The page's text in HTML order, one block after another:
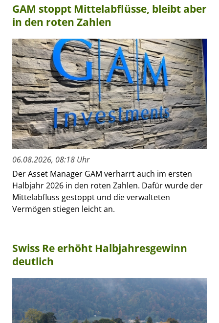
GAM stoppt Mittelabflüsse, bleibt aber
in den roten Zahlen
06.08.2026, 08:18 Uhr
Der Asset Manager GAM verharrt auch im ersten
Halbjahr 2026 in den roten Zahlen. Dafür wurde der
Mittelabfluss gestoppt und die verwalteten
Vermögen stiegen leicht an.
Swiss Re erhöht Halbjahresgewinn
deutlich